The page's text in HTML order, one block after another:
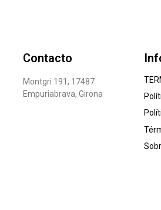
Contacto
Montgri 191, 17487
Empuriabrava, Girona